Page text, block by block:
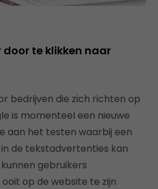
door te klikken naar
bedrijven die zich richten op
is momenteel een nieuwe
aan het testen waarbij een
de tekstadvertenties kan
gebruikers
op de website te zijn